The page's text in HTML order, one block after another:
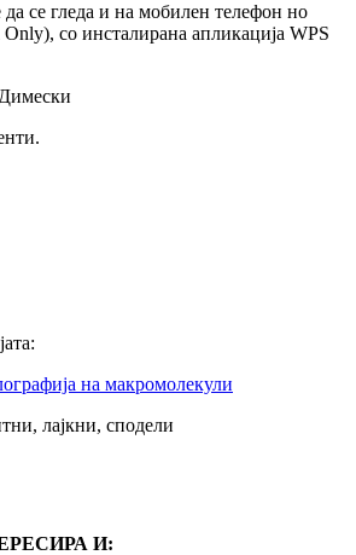
се гледа и на мобилен телефон но
со инсталирана апликација WPS
на макромолекули
лајкни, сподели
И: